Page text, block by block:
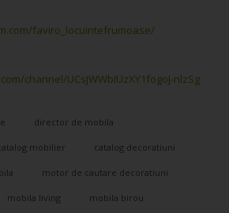
faviro_locuintefrumoase/
channel/UCsJWWbIUzXY1fogoJ-nlzSg
director de mobila
mobilier catalog decoratiuni
motor de cautare decoratiuni
mobila living mobila birou